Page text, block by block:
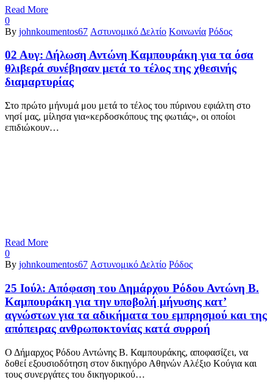
Read More
0
By johnkoumentos67 Αστυνομικό Δελτίο Κοινωνία Ρόδος
02 Αυγ: Δήλωση Αντώνη Καμπουράκη για τα όσα
θλιβερά συνέβησαν μετά το τέλος της χθεσινής
διαμαρτυρίας
Στο πρώτο μήνυμά μου μετά το τέλος του πύρινου εφιάλτη στο
νησί μας, μίλησα για«κερδοσκόπους της φωτιάς», οι οποίοι
επιδιώκουν…
Read More
0
By johnkoumentos67 Αστυνομικό Δελτίο Ρόδος
25 Ιούλ: Απόφαση του Δημάρχου Ρόδου Αντώνη Β.
Καμπουράκη για την υποβολή μήνυσης κατ’
αγνώστων για τα αδικήματα του εμπρησμού και της
απόπειρας ανθρωποκτονίας κατά συρροή
Ο Δήμαρχος Ρόδου Αντώνης Β. Καμπουράκης, αποφασίζει, να
δοθεί εξουσιοδότηση στον δικηγόρο Αθηνών Αλέξιο Κούγια και
τους συνεργάτες του δικηγορικού…